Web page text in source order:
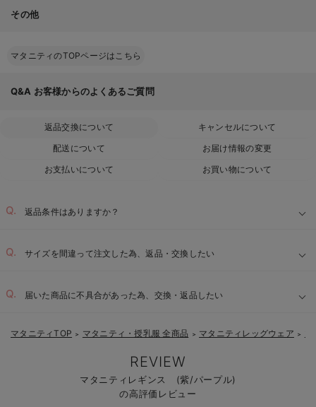
その他
マタニティのTOPページはこちら
Q&A お客様からのよくあるご質問
返品交換について
キャンセルについて
配送について
お届け情報の変更
お支払いについて
お買い物について
返品条件はありますか？
サイズを間違って注文した為、返品・交換したい
届いた商品に不具合があった為、交換・返品したい
マタニティTOP ＞ マタニティ・授乳服 全商品 ＞ マタニティレッグウェア ＞
REVIEW
マタニティレギンス (紫/パープル)
の高評価レビュー